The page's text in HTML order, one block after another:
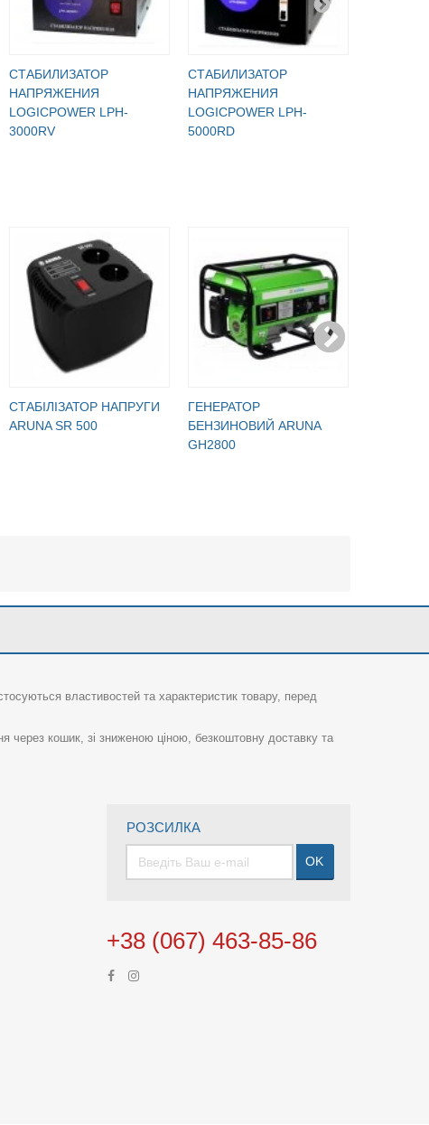
СТАБИЛИЗАТОР
НАПРЯЖЕНИЯ
LOGICPOWER LPH-
3000RV
СТАБИЛИЗАТОР
НАПРЯЖЕНИЯ
LOGICPOWER LPH-
5000RD
CТАБІЛІЗАТОР НАПРУГИ
ARUNA SR 500
ГЕНЕРАТОР
БЕНЗИНОВИЙ ARUNA
GH2800
властивостей та характеристик товару, перед
кошик, зі зниженою ціною, безкоштовну доставку та
РОЗСИЛКА
OK
+38 (067) 463-85-86